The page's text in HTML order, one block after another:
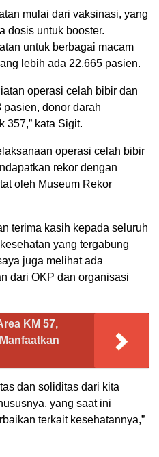
mulai dari vaksinasi, yang
dosis untuk booster.
untuk berbagai macam
lebih ada 22.665 pasien.
operasi celah bibir dan
pasien, donor darah
357,” kata Sigit.
operasi celah bibir
rekor dengan
oleh Museum Rekor
terima kasih kepada seluruh
yang tergabung
juga melihat ada
dari OKP dan organisasi
KM 57,
dan soliditas dari kita
yang saat ini
terkait kesehatannya,”